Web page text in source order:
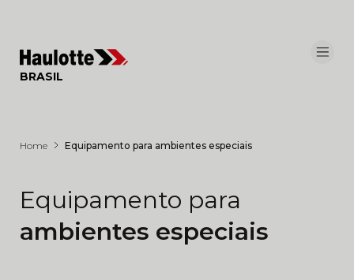
BRASIL
Home Equipamento para ambientes especiais
Equipamento para
ambientes especiais